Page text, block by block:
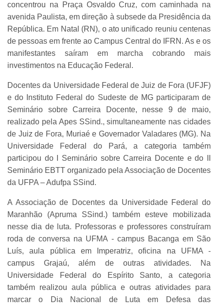
concentrou na Praça Osvaldo Cruz, com caminhada na
avenida Paulista, em direção à subsede da Presidência da
República. Em Natal (RN), o ato unificado reuniu centenas
de pessoas em frente ao Campus Central do IFRN. As e os
manifestantes saíram em marcha cobrando mais
investimentos na Educação Federal.
Docentes da Universidade Federal de Juiz de Fora (UFJF)
e do Instituto Federal do Sudeste de MG participaram de
Seminário sobre Carreira Docente, nesse 9 de maio,
realizado pela Apes SSind., simultaneamente nas cidades
de Juiz de Fora, Muriaé e Governador Valadares (MG). Na
Universidade Federal do Pará, a categoria também
participou do I Seminário sobre Carreira Docente e do II
Seminário EBTT organizado pela Associação de Docentes
da UFPA – Adufpa SSind.
A Associação de Docentes da Universidade Federal do
Maranhão (Apruma SSind.) também esteve mobilizada
nesse dia de luta. Professoras e professores construíram
roda de conversa na UFMA - campus Bacanga em São
Luís, aula pública em Imperatriz, oficina na UFMA -
campus Grajaú, além de outras atividades. Na
Universidade Federal do Espírito Santo, a categoria
também realizou aula pública e outras atividades para
marcar o Dia Nacional de Luta em Defesa das